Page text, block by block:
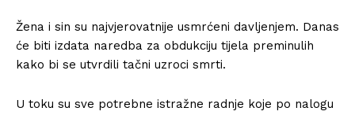
Žena i sin su najvjerovatnije usmrćeni davljenjem. Danas
će biti izdata naredba za obdukciju tijela preminulih
kako bi se utvrdili tačni uzroci smrti.
U toku su sve potrebne istražne radnje koje po nalogu